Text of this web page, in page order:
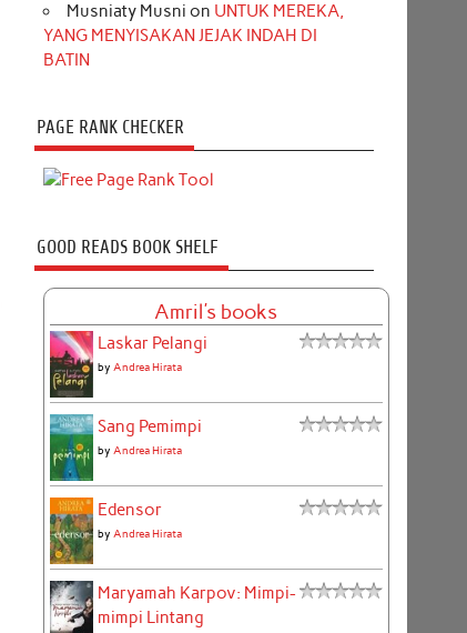
Musniaty Musni on UNTUK MEREKA,
YANG MENYISAKAN JEJAK INDAH DI
BATIN
PAGE RANK CHECKER
GOOD READS BOOK SHELF
Amril's books
Laskar Pelangi
by Andrea Hirata
Sang Pemimpi
by Andrea Hirata
Edensor
by Andrea Hirata
Maryamah Karpov: Mimpi-
mimpi Lintang